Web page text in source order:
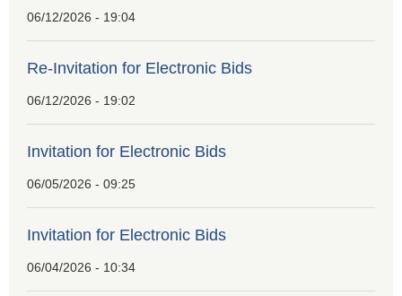
06/12/2026 - 19:04
Re-Invitation for Electronic Bids
06/12/2026 - 19:02
Invitation for Electronic Bids
06/05/2026 - 09:25
Invitation for Electronic Bids
06/04/2026 - 10:34